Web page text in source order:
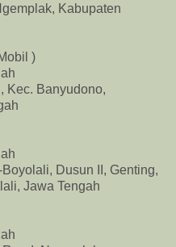
Kabupaten
)
Kec. Banyudono,
Dusun II, Genting,
Jawa Tengah